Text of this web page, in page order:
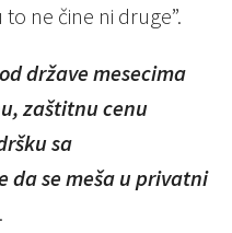
ne čine ni druge”.
države mesecima
zaštitnu cenu
sa
da se meša u privatni